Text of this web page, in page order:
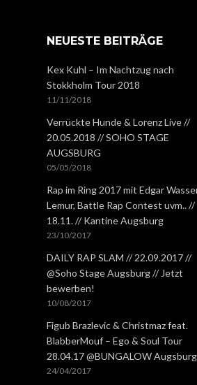
NEUESTE BEITRÄGE
Kex Kuhl – Im Nachtzug nach
Stokkholm Tour 2018
11/11/2018
Verrückte Hunde & Lorenz Live //
20.05.2018 // SOHO STAGE
AUGSBURG
05/05/2018
Rap im Ring 2017 mit Edgar
Lemur, Battle Rap Contest uvm.. //
18.11. // Kantine Augsburg
23/10/2017
DAILY RAP SLAM // 22.09.2017 //
@Soho Stage Augsburg // Jetzt
bewerben!
10/08/2017
Figub Brazlevic & Christmaz feat.
BlabberMouf – Ego & Soul Tour
28.04.17 @BUNGALOW Augsburg
24/04/2017